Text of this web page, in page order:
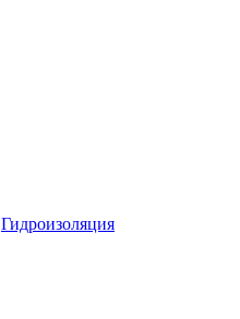
Гидроизоляция